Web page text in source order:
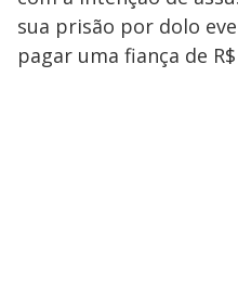
sua prisão por dolo
pagar uma fiança de